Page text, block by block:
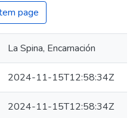
page
La Spina, Encarnación
2024-11-15T12:58:34Z
2024-11-15T12:58:34Z